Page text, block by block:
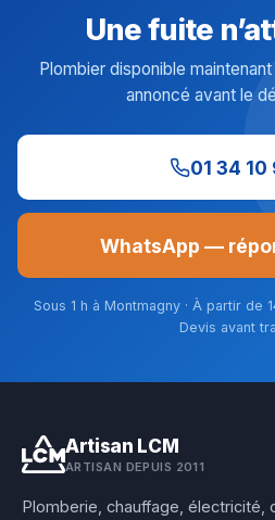
Une fuite
Plombier disponible
annoncé avant le
01 34 10
WhatsApp —
Sous 1 h à Montmagny · À partir de
Devis avant
Artisan LCM
ARTISAN DEPUIS 2011
Plomberie, chauffage, électricité,